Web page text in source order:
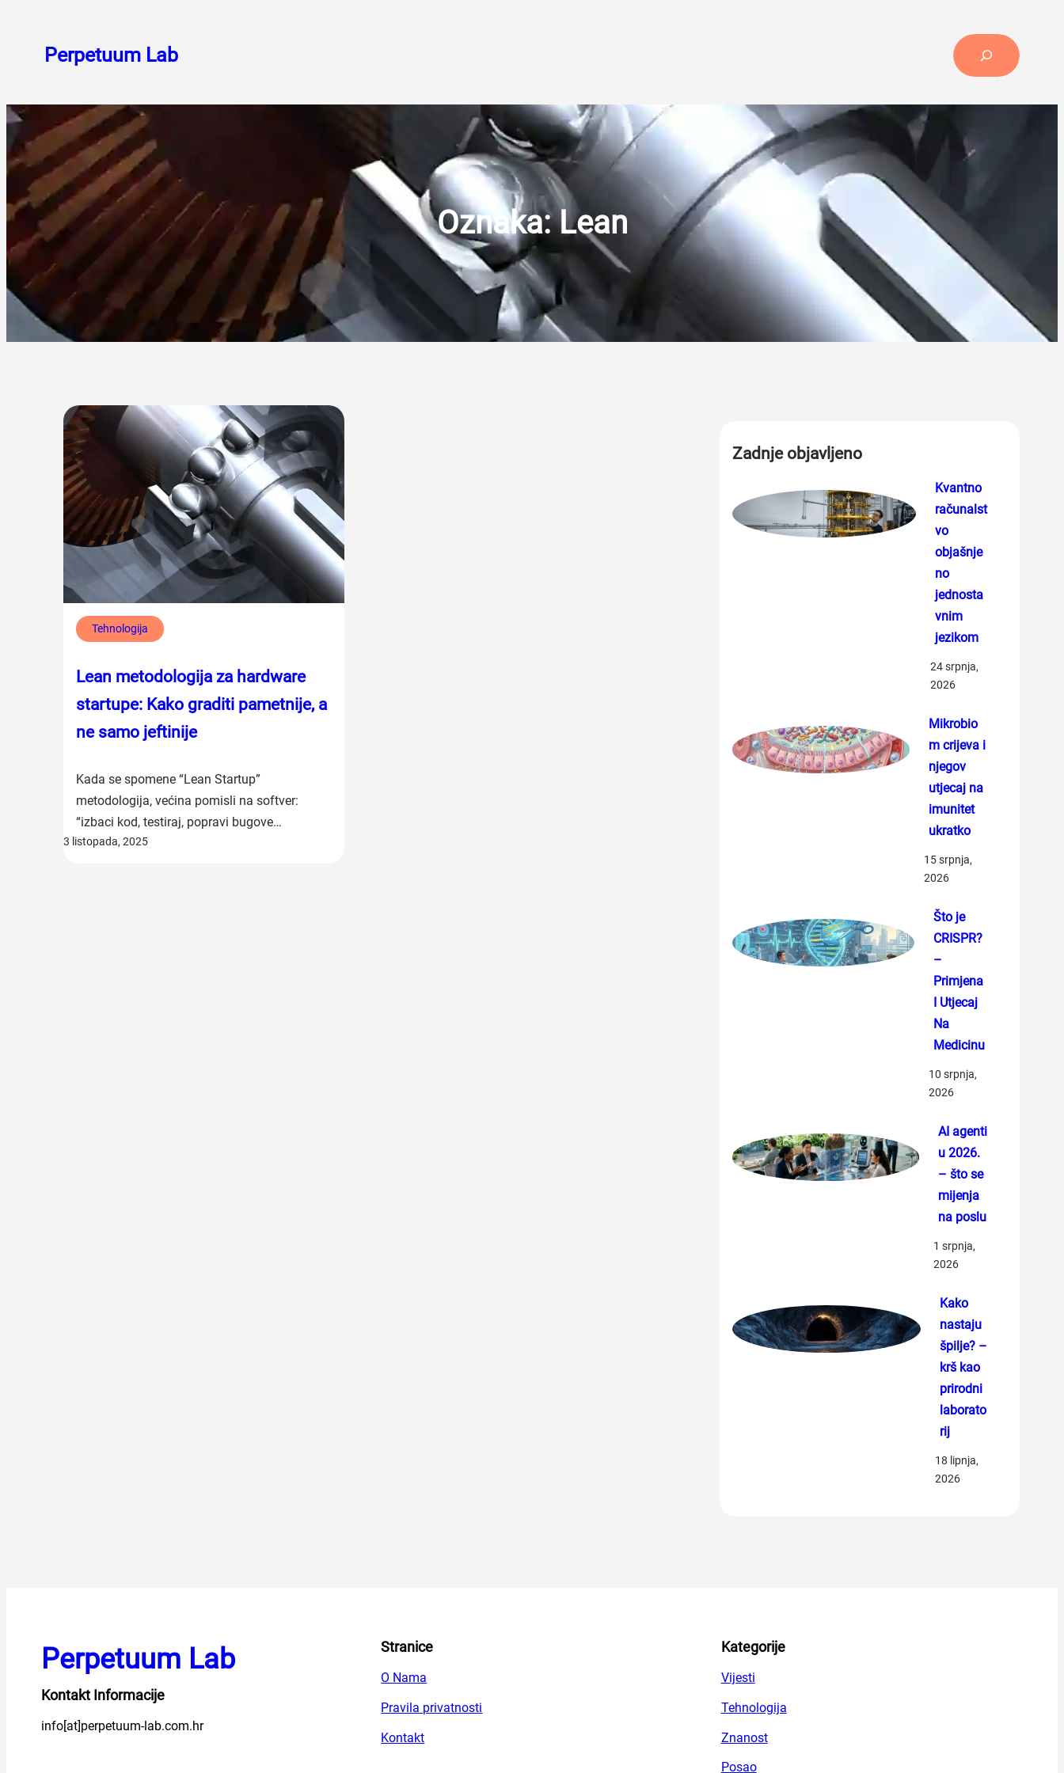
sadržajaPerpetuum Lab Search
Oznaka:Lean
Tehnologija
Lean metodologija za hardware
startupe: Kako graditi pametnije, a
ne samo jeftinije
Kada se spomene “Lean Startup”
metodologija, većina pomisli na softver:
“izbaci kod, testiraj, popravi bugove…
3 listopada, 2025
Zadnje objavljeno
Kvantno
računalst
vo
objašnje
no
jednosta
vnim
jezikom
24 srpnja,
2026
Mikrobio
m crijeva i
njegov
utjecaj na
imunitet
ukratko
15 srpnja,
2026
Što je
CRISPR?
–
Primjena
I Utjecaj
Na
Medicinu
10 srpnja,
2026
AI agenti
u 2026.
– što se
mijenja
na poslu
1 srpnja,
2026
Kako
nastaju
špilje? –
krš kao
prirodni
laborato
rij
18 lipnja,
2026
Perpetuum Lab
Kontakt Informacije
info[at]perpetuum-lab.com.hr
Stranice
O Nama
Pravila privatnosti
Kontakt
Kategorije
Vijesti
Tehnologija
Znanost
Posao